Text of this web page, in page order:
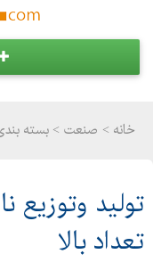
خانه > صنعت > بسته
تولید وتوزیع
تعداد بالا